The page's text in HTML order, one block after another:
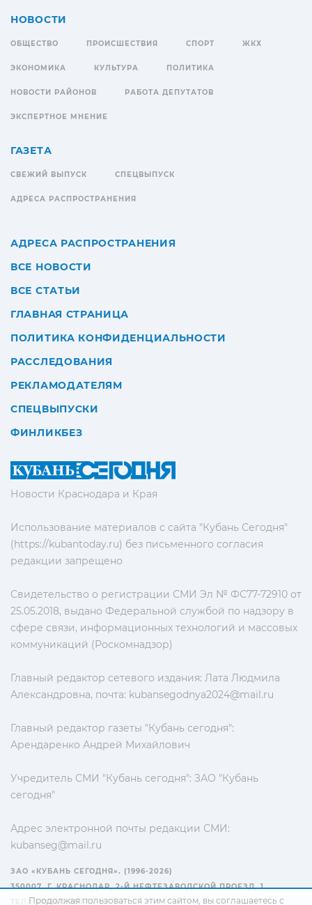
Новости Краснодара и Края
Использование материалов с сайта "Кубань Сегодня"
(https://kubantoday.ru) без письменного согласия
редакции запрещено
Свидетельство о регистрации СМИ Эл № ФС77-72910 от
25.05.2018, выдано Федеральной службой по надзору в
сфере связи, информационных технологий и массовых
коммуникаций (Роскомнадзор)
Главный редактор сетевого издания: Лата Людмила
Александровна, почта: kubansegodnya2024@mail.ru
Главный редактор газеты "Кубань сегодня":
Арендаренко Андрей Михайлович
Учредитель СМИ "Кубань сегодня": ЗАО "Кубань
сегодня"
Адрес электронной почты редакции СМИ:
kubanseg@mail.ru
НОВОСТИ
ОБЩЕСТВО ПРОИСШЕСТВИЯ СПОРТ ЖКХ
ЭКОНОМИКА КУЛЬТУРА ПОЛИТИКА
НОВОСТИ РАЙОНОВ РАБОТА ДЕПУТАТОВ
ЭКСПЕРТНОЕ МНЕНИЕ
ГАЗЕТА
СВЕЖИЙ ВЫПУСК СПЕЦВЫПУСК
АДРЕСА РАСПРОСТРАНЕНИЯ
АДРЕСА РАСПРОСТРАНЕНИЯ
ВСЕ НОВОСТИ
ВСЕ СТАТЬИ
ГЛАВНАЯ СТРАНИЦА
ПОЛИТИКА КОНФИДЕНЦИАЛЬНОСТИ
РАССЛЕДОВАНИЯ
РЕКЛАМОДАТЕЛЯМ
СПЕЦВЫПУСКИ
ФИНЛИКБЕЗ
ЗАО «КУБАНЬ СЕГОДНЯ». (1996-2026)
350007, Г. КРАСНОДАР, 2-Й НЕФТЕЗАВОДСКОЙ ПРОЕЗД, 1
ТЕЛ.: +7(861) 267-15-15
Продолжая пользоваться этим сайтом, вы соглашаетесь с